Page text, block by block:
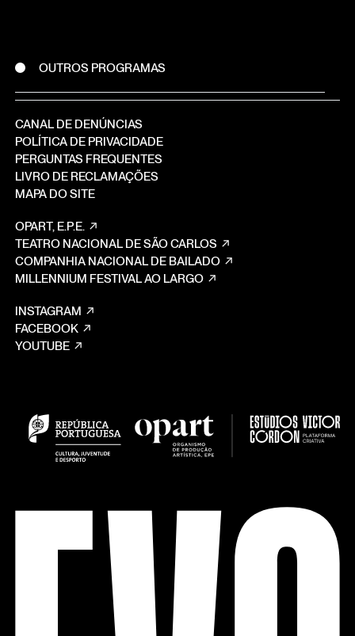
OUTROS PROGRAMAS
CANAL DE DENÚNCIAS
POLÍTICA DE PRIVACIDADE
PERGUNTAS FREQUENTES
LIVRO DE RECLAMAÇÕES
MAPA DO SITE
OPART, E.P.E.
TEATRO NACIONAL DE SÃO CARLOS
COMPANHIA NACIONAL DE BAILADO
MILLENNIUM FESTIVAL AO LARGO
INSTAGRAM
FACEBOOK
YOUTUBE